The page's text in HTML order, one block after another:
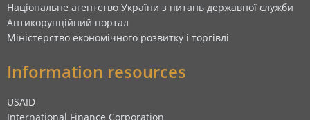
Національне агентство України з питань державної служби
Антикорупційний портал
Міністерство економічного розвитку і торгівлі
Information resources
USAID
International Finance Corporation